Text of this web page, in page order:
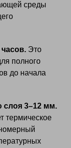
среды
Это
полного
до начала
слоя 3–12 мм.
термическое